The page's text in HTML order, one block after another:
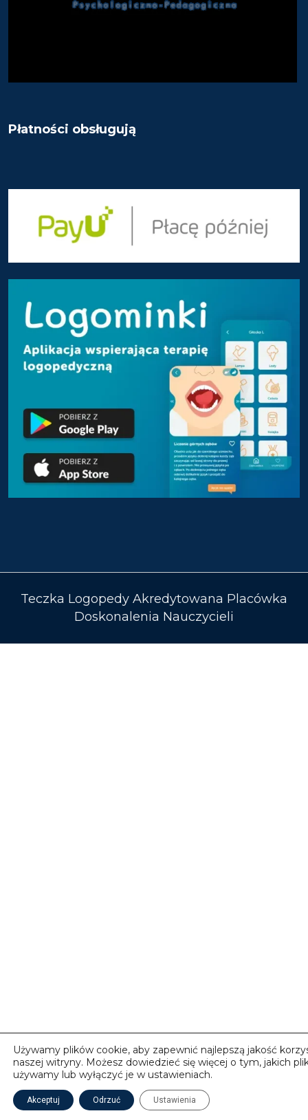
Płatności obsługują
Teczka Logopedy Akredytowana Placówka
Doskonalenia Nauczycieli
Używamy plików cookie, aby zapewnić najlepszą jakość
naszej witryny. Możesz dowiedzieć się więcej o tym, jakich
używamy lub wyłączyć je w ustawieniach.
Akceptuj Odrzuć Ustawienia